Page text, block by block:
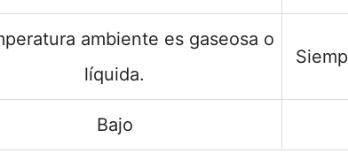
ambiente es gaseosa o
líquida.
Bajo